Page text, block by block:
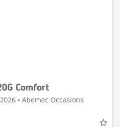
Comfort
• Abemec Occasions